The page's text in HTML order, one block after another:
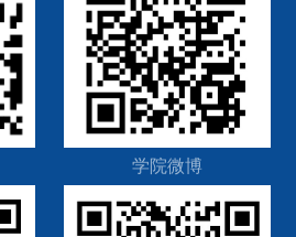
学院微博